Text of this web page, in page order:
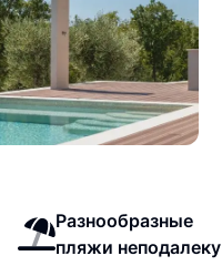
Разнообразные
пляжи неподалеку